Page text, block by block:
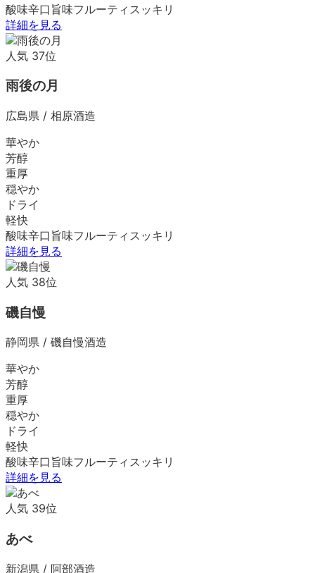
酸味辛口 旨味フルーティ スッキリ
詳細を見る
人気 37位
雨後の月
広島県 / 相原酒造
華やか
芳醇
重厚
穏やか
ドライ
軽快
酸味辛口 旨味フルーティ スッキリ
詳細を見る
人気 38位
磯自慢
静岡県 / 磯自慢酒造
華やか
芳醇
重厚
穏やか
ドライ
軽快
酸味辛口 旨味フルーティ スッキリ
詳細を見る
人気 39位
あべ
新潟県 / 阿部酒造